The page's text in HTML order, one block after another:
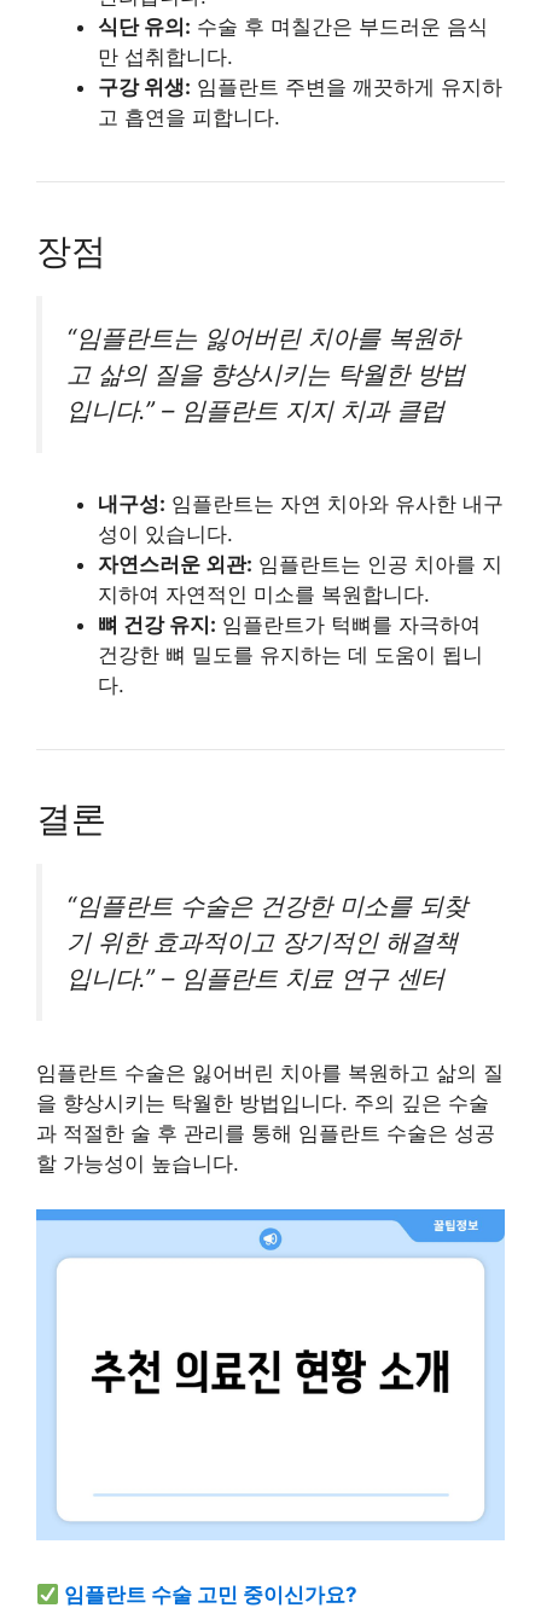
식단 유의: 수술 후 며칠간은 부드러운 음식
만 섭취합니다.
구강 위생: 임플란트 주변을 깨끗하게 유지하
고 흡연을 피합니다.
장점
“임플란트는 잃어버린 치아를 복원하
고 삶의 질을 향상시키는 탁월한 방법
입니다.” – 임플란트 지지 치과 클럽
내구성: 임플란트는 자연 치아와 유사한 내구
성이 있습니다.
자연스러운 외관: 임플란트는 인공 치아를 지
지하여 자연적인 미소를 복원합니다.
뼈 건강 유지: 임플란트가 턱뼈를 자극하여
건강한 뼈 밀도를 유지하는 데 도움이 됩니
다.
결론
“임플란트 수술은 건강한 미소를 되찾
기 위한 효과적이고 장기적인 해결책
입니다.” – 임플란트 치료 연구 센터
임플란트 수술은 잃어버린 치아를 복원하고 삶의 질
을 향상시키는 탁월한 방법입니다. 주의 깊은 수술
과 적절한 술 후 관리를 통해 임플란트 수술은 성공
할 가능성이 높습니다.
임플란트 수술 고민 중이신가요?